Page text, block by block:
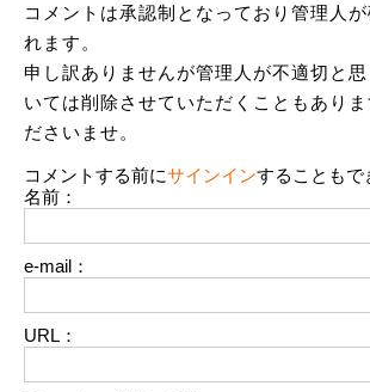
コメントは承認制となっており管理人
れます。
申し訳ありませんが管理人が不適切と
いては削除させていただくこともありま
ださいませ。
コメントする前にサインインすることもで
名前：
e-mail：
URL：